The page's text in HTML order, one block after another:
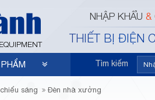
NHẬP KHẨU &
THIẾT BỊ ĐIỆN
Tìm kiếm
sáng Đèn nhà xưởng